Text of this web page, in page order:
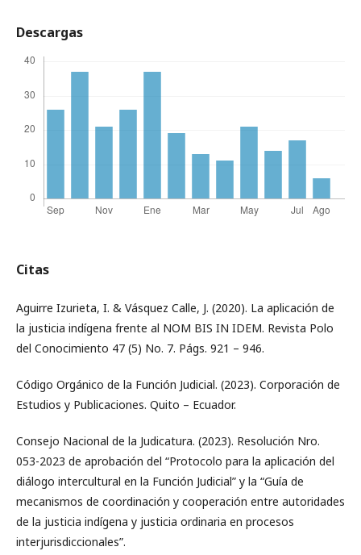
Descargas
Citas
Aguirre Izurieta, I. & Vásquez Calle, J. (2020). La aplicación de
la justicia indígena frente al NOM BIS IN IDEM. Revista Polo
del Conocimiento 47 (5) No. 7. Págs. 921 – 946.
Código Orgánico de la Función Judicial. (2023). Corporación de
Estudios y Publicaciones. Quito – Ecuador.
Consejo Nacional de la Judicatura. (2023). Resolución Nro.
053-2023 de aprobación del “Protocolo para la aplicación del
diálogo intercultural en la Función Judicial” y la “Guía de
mecanismos de coordinación y cooperación entre autoridades
de la justicia indígena y justicia ordinaria en procesos
interjurisdiccionales”.